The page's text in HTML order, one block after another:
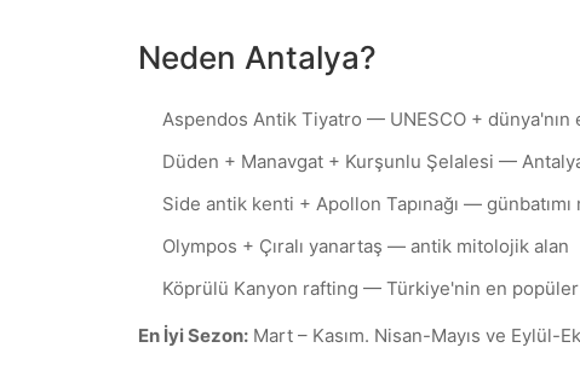
Română
Neden Antalya?
Aspendos Antik Tiyatro — UNESCO +
Düden + Manavgat + Kurşunlu Şelalesi —
Side antik kenti + Apollon Tapınağı — günbatımı
Olympos + Çıralı yanartaş — antik mitolojik alan
Köprülü Kanyon rafting — Türkiye'nin en popüler
En İyi Sezon: Mart – Kasım. Nisan-Mayıs ve Eylül-